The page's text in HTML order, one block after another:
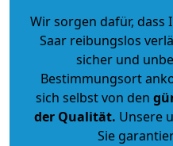
Wir sorgen dafür, dass
Saar reibungslos
sicher und
Bestimmungsort
sich selbst von den
der Qualität. Unsere
Sie